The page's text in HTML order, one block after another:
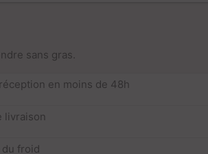
sans gras.
en moins de 48h
livraison
du froid